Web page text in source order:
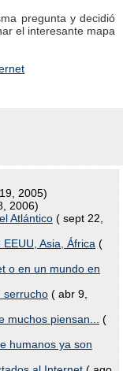
pregunta y decidió
el interesante mapa
2005)
2006)
Atlántico ( sept 22,
Asia, África (
o en un mundo en
serrucho ( abr 9,
piensan...
(
humanos ya son